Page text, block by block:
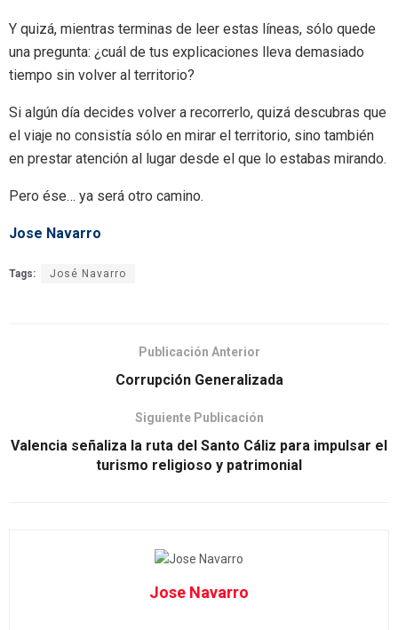
Y quizá, mientras terminas de leer estas líneas, sólo quede
una pregunta: ¿cuál de tus explicaciones lleva demasiado
tiempo sin volver al territorio?
Si algún día decides volver a recorrerlo, quizá descubras que
el viaje no consistía sólo en mirar el territorio, sino también
en prestar atención al lugar desde el que lo estabas mirando.
Pero ése… ya será otro camino.
Jose Navarro
Tags: José Navarro
Publicación Anterior
Corrupción Generalizada
Siguiente Publicación
Valencia señaliza la ruta del Santo Cáliz para impulsar el
turismo religioso y patrimonial
Jose Navarro